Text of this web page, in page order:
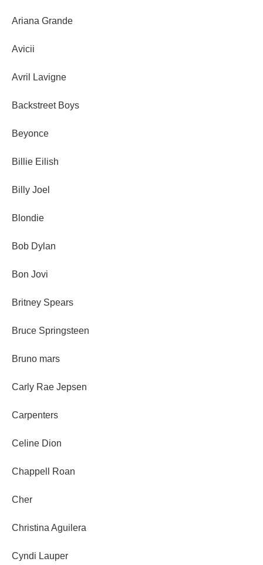
Ariana Grande
Avicii
Avril Lavigne
Backstreet Boys
Beyonce
Billie Eilish
Billy Joel
Blondie
Bob Dylan
Bon Jovi
Britney Spears
Bruce Springsteen
Bruno mars
Carly Rae Jepsen
Carpenters
Celine Dion
Chappell Roan
Cher
Christina Aguilera
Cyndi Lauper